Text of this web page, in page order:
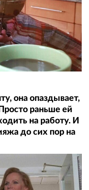
она опаздывает,
раньше ей
на работу. И
до сих пор на